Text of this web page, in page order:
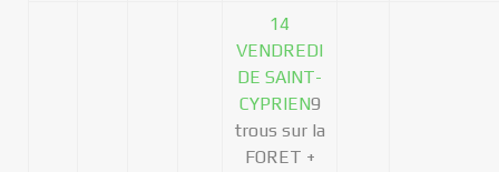
14
VENDREDI
DE SAINT-
CYPRIEN9
trous sur la
FORET +